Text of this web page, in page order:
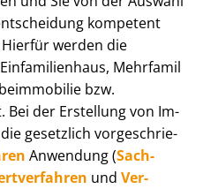
kompetent
werden die
Mehr­fa­mi­l
bzw.
Bei der Erstellung von Im­
gesetzlich vor­ge­schrie­
Anwendung (Sach­
und Ver­